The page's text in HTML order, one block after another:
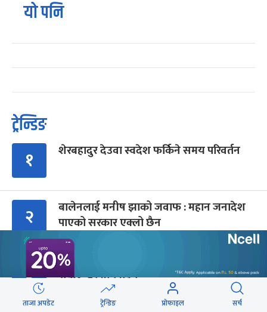
यो पनि
ट्रेन्डिङ
१ शेरबहादुर देउवा स्वदेश फर्किने समय परिवर्तन
२
बालेनलाई मनीष झाको जवाफ : महान जनादेश
पाएको सरकार एक्लो छैन
३
सरकारबारे रवि– बादलको टुक्रामा जहाज हल्लिन
सक्छ, डर मान्नु पर्दैन
ताजा अपडेट ट्रेन्डिङ प्रोफाइल सर्च